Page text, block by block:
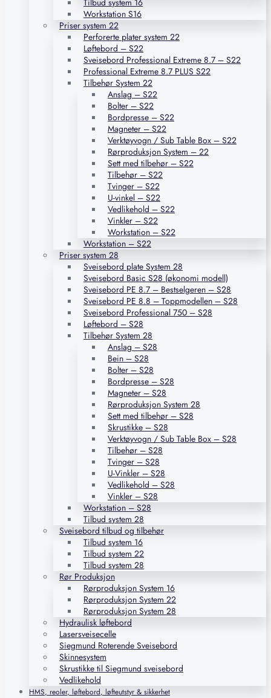
Tilbud system 16
Workstation S16
Priser system 22
Perforerte plater system 22
Løftebord – S22
Sveisebord Professional Extreme 8.7 – S22
Professional Extreme 8.7 PLUS S22
Tilbehør System 22
Anslag – S22
Bolter – S22
Bordpresse – S22
Magneter – S22
Verktøyvogn / Sub Table Box – S22
Rørproduksjon System – 22
Sett med tilbehør – S22
Tilbehør – S22
Tvinger – S22
U-vinkel – S22
Vedlikehold – S22
Vinkler – S22
Workstation – S22
Workstation – S22
Priser system 28
Sveisebord plate System 28
Sveisebord Basic S28 (økonomi modell)
Sveisebord PE 8.7 – Bestselgeren – S28
Sveisebord PE 8.8 – Toppmodellen – S28
Sveisebord Professional 750 – S28
Løftebord – S28
Tilbehør System 28
Anslag – S28
Bein – S28
Bolter – S28
Bordpresse – S28
Magneter – S28
Rørproduksjon System 28
Sett med tilbehør – S28
Skrustikke – S28
Verktøyvogn / Sub Table Box – S28
Tilbehør – S28
Tvinger – S28
U-Vinkler – S28
Vedlikehold – S28
Vinkler – S28
Workstation – S28
Tilbud system 28
Sveisebord tilbud og tilbehør
Tilbud system 16
Tilbud system 22
Tilbud system 28
Rør Produksjon
Rørproduksjon System 16
Rørproduksjon System 22
Rørproduksjon System 28
Hydraulisk løftebord
Lasersveisecelle
Siegmund Roterende Sveisebord
Skinnesystem
Skrustikke til Siegmund sveisebord
Vedlikehold
HMS, reoler, løftebord, løfteutstyr & sikkerhet